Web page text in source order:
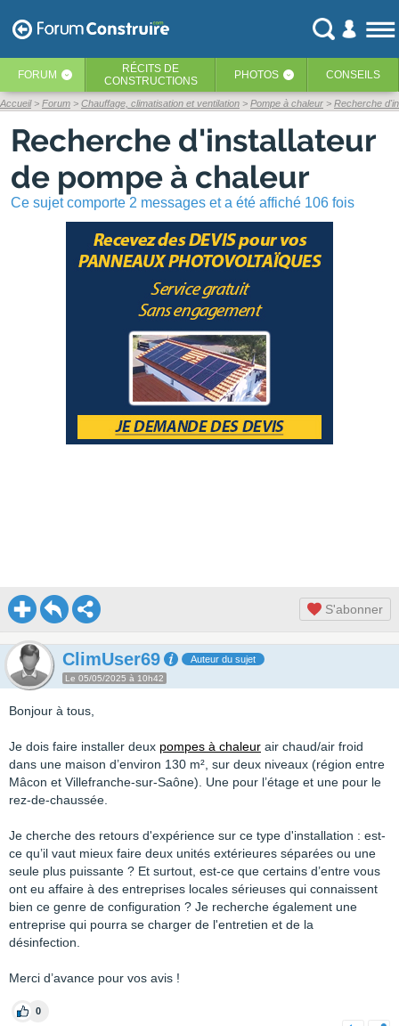
FORUM ‹ RÉCITS DE
CONSTRUCTIONS
PHOTOS ‹ CONSEILS
Accueil Forum Chauffage, climatisation et ventilation Pompe à chaleur Recherche
Recherche d'installateur
de pompe à chaleur
Ce sujet comporte 2 messages et a été affiché 106 fois
S'abonner
ClimUser69 Auteur du sujet
Le 05/05/2025 à 10h42
Bonjour à tous,
Je dois faire installer deux pompes à chaleur air chaud/air froid
dans une maison d’environ 130 m², sur deux niveaux (région entre
Mâcon et Villefranche-sur-Saône). Une pour l’étage et une pour le
rez-de-chaussée.
Je cherche des retours d'expérience sur ce type d'installation : est-
ce qu’il vaut mieux faire deux unités extérieures séparées ou une
seule plus puissante ? Et surtout, est-ce que certains d’entre vous
ont eu affaire à des entreprises locales sérieuses qui connaissent
bien ce genre de configuration ? Je recherche également une
entreprise qui pourra se charger de l'entretien et de la
désinfection.
Merci d’avance pour vos avis !
0